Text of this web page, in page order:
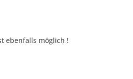
ebenfalls möglich !